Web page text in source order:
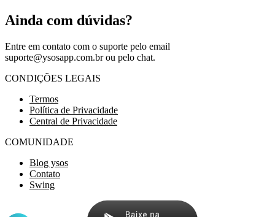
Ainda com dúvidas?
Entre em contato com o suporte pelo email
suporte@ysosapp.com.brou pelo chat.
CONDIÇÕES LEGAIS
Termos
Política de Privacidade
Central de Privacidade
COMUNIDADE
Blog ysos
Contato
Swing